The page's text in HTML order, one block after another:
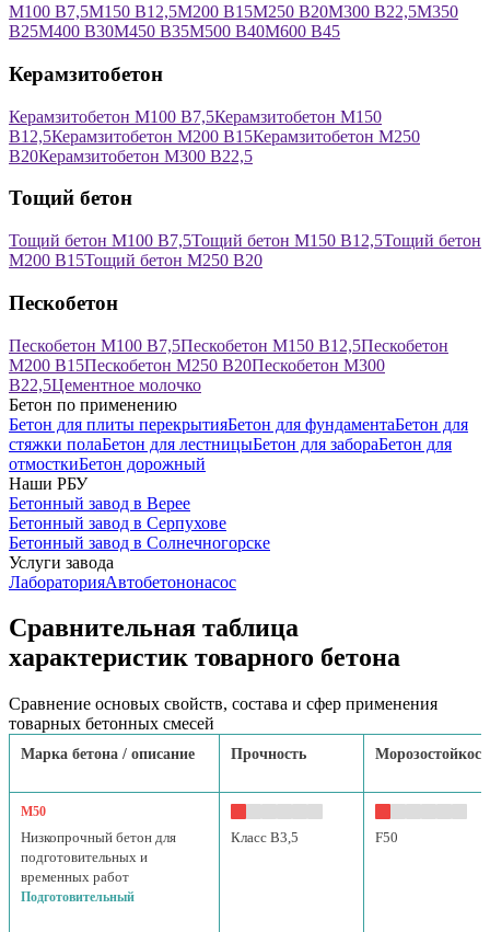
М100 В7,5М150 В12,5М200 В15М250 В20М300 В22,5М350
В25М400 В30М450 В35М500 В40М600 В45
Керамзитобетон
Керамзитобетон М100 В7,5Керамзитобетон М150
В12,5Керамзитобетон М200 В15Керамзитобетон М250
В20Керамзитобетон М300 В22,5
Тощий бетон
Тощий бетон М100 В7,5Тощий бетон М150 В12,5Тощий бетон
М200 В15Тощий бетон М250 В20
Пескобетон
Пескобетон М100 В7,5Пескобетон М150 В12,5Пескобетон
М200 В15Пескобетон М250 В20Пескобетон М300
В22,5Цементное молочко
Бетон по применению
Бетон для плиты перекрытияБетон для фундаментаБетон для
стяжки полаБетон для лестницыБетон для забораБетон для
отмосткиБетон дорожный
Наши РБУ
Бетонный завод в Верее
Бетонный завод в Серпухове
Бетонный завод в Солнечногорске
Услуги завода
ЛабораторияАвтобетононасос
Сравнительная таблица
характеристик товарного бетона
Сравнение основых свойств, состава и сфер применения
товарных бетонных смесей
Марка бетона / описание Прочность
М50
Низкопрочный бетон для
подготовительных и
временных работ
Подготовительный
Класс B3,5 F50